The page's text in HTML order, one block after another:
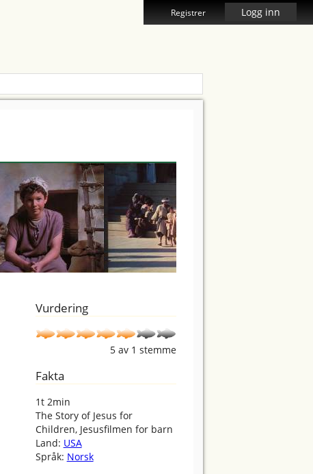
Registrer Logg inn
Vurdering
5 av 1 stemme
Fakta
1t 2min
The Story of Jesus for
Children, Jesusfilmen for barn
Land: USA
Språk: Norsk